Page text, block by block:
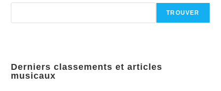
TROUVER
Derniers classements et articles
musicaux